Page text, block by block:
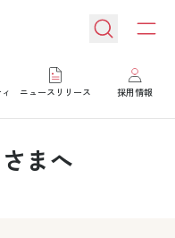
ニュースリリース 採用情報
まへ